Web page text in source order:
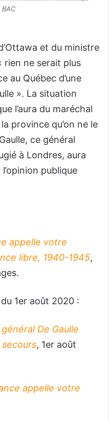
et du ministre
rien ne serait plus
au Québec d’une
». La situation
l’aura du maréchal
province qu’on ne le
ce général
à Londres, aura
publique
appelle votre
libre, 1940-1945,
1er août 2020 :
De Gaulle
, 1er août
appelle votre